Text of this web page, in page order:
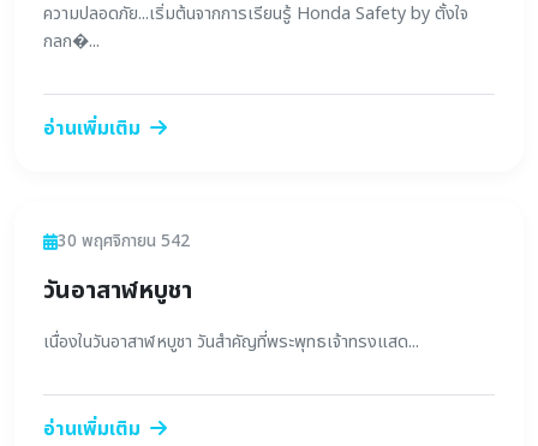
ความปลอดภัย...เริ่มต้นจากการเรียนรู้ Honda Safety by ตั้งใจ
กลก�...
อ่านเพิ่มเติม
ข่าวสาร
30 พฤศจิกายน 542
วันอาสาฬหบูชา
เนื่องในวันอาสาฬหบูชา วันสำคัญที่พระพุทธเจ้าทรงแสด...
อ่านเพิ่มเติม